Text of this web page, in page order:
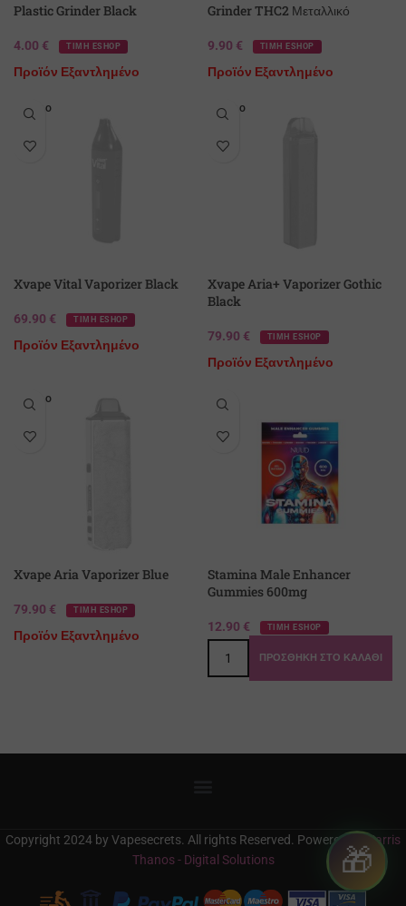
Plastic Grinder Black
4.00 € ΤΙΜΗ ESHOP
Προϊόν Εξαντλημένο
Grinder THC2 Μεταλλικό
9.90 € ΤΙΜΗ ESHOP
Προϊόν Εξαντλημένο
SOLD O
UT
Xvape Vital Vaporizer Black
69.90 € ΤΙΜΗ ESHOP
Προϊόν Εξαντλημένο
SOLD O
UT
Xvape Aria+ Vaporizer Gothic
Black
79.90 € ΤΙΜΗ ESHOP
Προϊόν Εξαντλημένο
SOLD O
UT
Xvape Aria Vaporizer Blue
79.90 € ΤΙΜΗ ESHOP
Προϊόν Εξαντλημένο
Stamina Male Enhancer
Gummies 600mg
12.90 € ΤΙΜΗ ESHOP
ΠΡΟΣΘΉΚΗ ΣΤΟ ΚΑΛΆΘΙ
Copyright 2024 by Vapesecrets. All rights Reserved. Powered by
Harris
Thanos - Digital Solutions
🎁